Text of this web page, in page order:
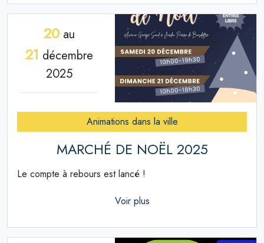
20 au
21 décembre
2025
Animations dans la ville
MARCHÉ DE NOËL 2025
Le compte à rebours est lancé !
Voir plus